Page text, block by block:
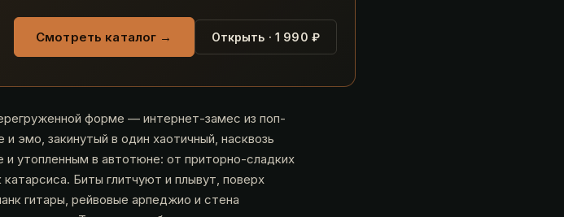
Смотреть каталог → Открыть · 1 990 ₽
форме — интернет-замес из поп-
эмо, закинутый в один хаотичный, насквозь
утопленным в автотюне: от приторно-сладких
Биты глитчуют и плывут, поверх
гитары, рейвовые арпеджио и стена